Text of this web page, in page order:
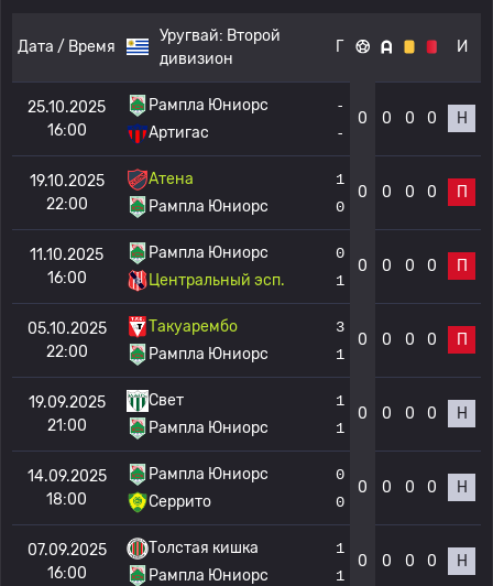
Дата / Время
Уругвай: Второй
дивизион
Г И
25.10.2025
16:00
Рампла Юниорс
Артигас
-
-
0 0 0 0 Н
19.10.2025
22:00
Атена
Рампла Юниорс
1
0
0 0 0 0 П
11.10.2025
16:00
Рампла Юниорс
Центральный эсп.
0
1
0 0 0 0 П
05.10.2025
22:00
Такуарембо
Рампла Юниорс
3
1
0 0 0 0 П
19.09.2025
21:00
Свет
Рампла Юниорс
1
1
0 0 0 0 Н
14.09.2025
18:00
Рампла Юниорс
Серрито
0
0
0 0 0 0 Н
07.09.2025
16:00
Толстая кишка
Рампла Юниорс
1
1
0 0 0 0 Н